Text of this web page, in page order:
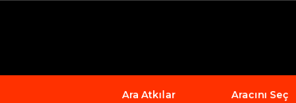
Ara Atkılar Aracını Seç